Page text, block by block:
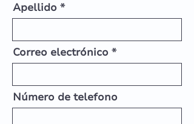
Apellido
Correo electrónico
Número de telefono